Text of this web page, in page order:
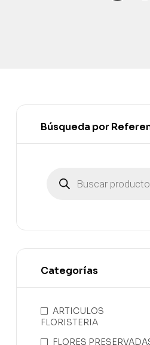
Búsqueda por
Categorías
ARTICULOS
FLORISTERIA
FLORES